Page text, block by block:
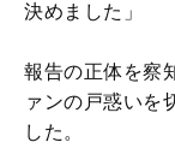
決めました」
報告の正体を察
ァンの戸惑いを
した。